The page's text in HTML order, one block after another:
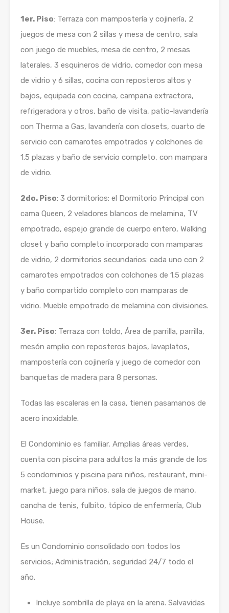
1er. Piso: Terraza con mampostería y cojinería, 2
juegos de mesa con 2 sillas y mesa de centro, sala
con juego de muebles, mesa de centro, 2 mesas
laterales, 3 esquineros de vidrio, comedor con mesa
de vidrio y 6 sillas, cocina con reposteros altos y
bajos, equipada con cocina, campana extractora,
refrigeradora y otros, baño de visita, patio-lavandería
con Therma a Gas, lavandería con closets, cuarto de
servicio con camarotes empotrados y colchones de
1.5 plazas y baño de servicio completo, con mampara
de vidrio.
2do. Piso: 3 dormitorios: el Dormitorio Principal con
cama Queen, 2 veladores blancos de melamina, TV
empotrado, espejo grande de cuerpo entero, Walking
closet y baño completo incorporado con mamparas
de vidrio, 2 dormitorios secundarios: cada uno con 2
camarotes empotrados con colchones de 1.5 plazas
y baño compartido completo con mamparas de
vidrio. Mueble empotrado de melamina con divisiones.
3er. Piso: Terraza con toldo, Área de parrilla, parrilla,
mesón amplio con reposteros bajos, lavaplatos,
mampostería con cojinería y juego de comedor con
banquetas de madera para 8 personas.
Todas las escaleras en la casa, tienen pasamanos de
acero inoxidable.
El Condominio es familiar, Amplias áreas verdes,
cuenta con piscina para adultos la más grande de los
5 condominios y piscina para niños, restaurant, mini-
market, juego para niños, sala de juegos de mano,
cancha de tenis, fulbito, tópico de enfermería, Club
House.
Es un Condominio consolidado con todos los
servicios; Administración, seguridad 24/7 todo el
año.
Incluye sombrilla de playa en la arena. Salvavidas